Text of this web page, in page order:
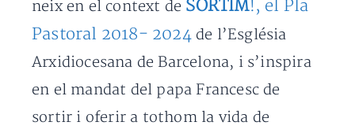
neix en el context de SORTIM!, el Pla
Pastoral 2018- 2024de l’Església
Arxidiocesana de Barcelona, i s’inspira
en el mandat del papa Francesc de
sortir i oferir a tothom la vida de